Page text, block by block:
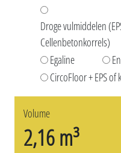
Droge vulmiddelen
Cellenbetonkorrels)
Egaline
CircoFloor + EPS
Volume
2,16 m³